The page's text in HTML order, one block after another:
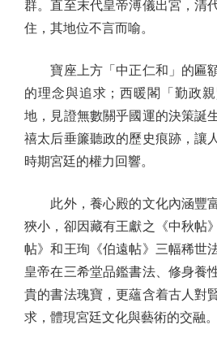
群。直至末代皇帝溥儀出宮，清
住，其地位不言而喻。
寶座上方「中正仁和」的匾
的理念與追求；西暖閣「勤政
地，見證無數關乎國運的決策誕
禧太后垂簾聽政的歷史痕跡，讓
時期宮廷的權力回響。
此外，養心殿的文化內涵豐
狹小，卻因藏有王獻之《中秋帖
帖》和王珣《伯遠帖》三幅稀世
皇帝在三希堂品鑑書法、修身養
貴的書法瑰寶，更蘊含着古人對
求，體現宮廷文化與藝術的交融。